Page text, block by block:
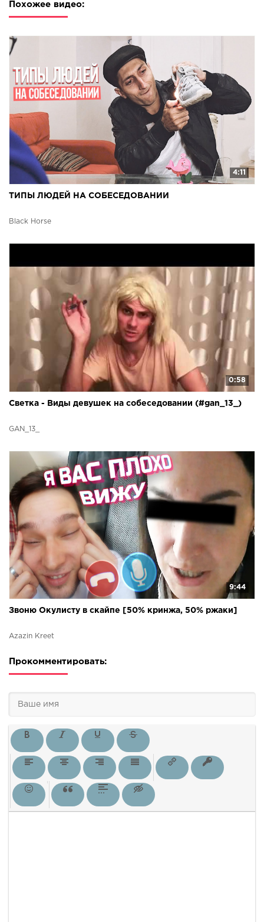
Похожее видео:
4:11
ТИПЫ ЛЮДЕЙ НА СОБЕСЕДОВАНИИ
Black Horse
0:58
Светка - Виды девушек на собеседовании (#gan_13_)
GAN_13_
9:44
Звоню Окулисту в скайпе [50% кринжа, 50% ржаки]
Azazin Kreet
Прокомментировать: